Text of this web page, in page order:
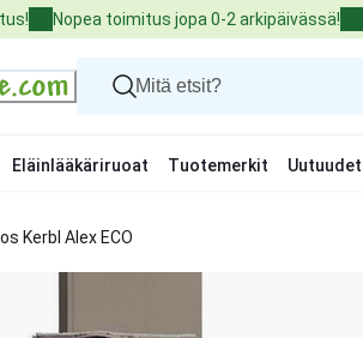
Nopea toimitus jopa 0-2 arkipäivässä!
Eläinlääkäriruoat Tuotemerkit Uutuudet
Kerbl Alex ECO